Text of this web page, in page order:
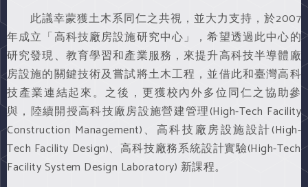
此議幸蒙獲土木系同仁之共視，並大力支持，於2007
年成立「高科技廠房設施研究中心」，希望透過此中心的
研究發現、教育學習和產業服務，來提升高科技半導體廠
房設施的關鍵技術及嘗試將土木工程，並借此和臺灣高科
技產業連結起來。之後，更獲校內外多位同仁之協助參
與，陸續開授高科技廠房設施營建管理(High-Tech Facility
Construction Management)、高科技廠房設施設計(High-
Tech Facility Design)、高科技廠務系統設計實驗(High-Tech
Facility System Design Laboratory) 新課程。